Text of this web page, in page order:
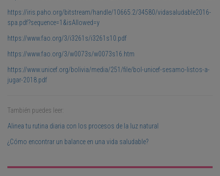
https://iris.paho.org/bitstream/handle/10665.2/34580/vidasaludable2016-
spa.pdf?sequence=1&isAllowed=y
https://www.fao.org/3/i3261s/i3261s10.pdf
https://www.fao.org/3/w0073s/w0073s16.htm
https://www.unicef.org/bolivia/media/251/file/bol-unicef-sesamo-listos-a-
jugar-2018.pdf
También puedes leer:
Alinea tu rutina diaria con los procesos de la luz natural
¿Cómo encontrar un balance en una vida saludable?